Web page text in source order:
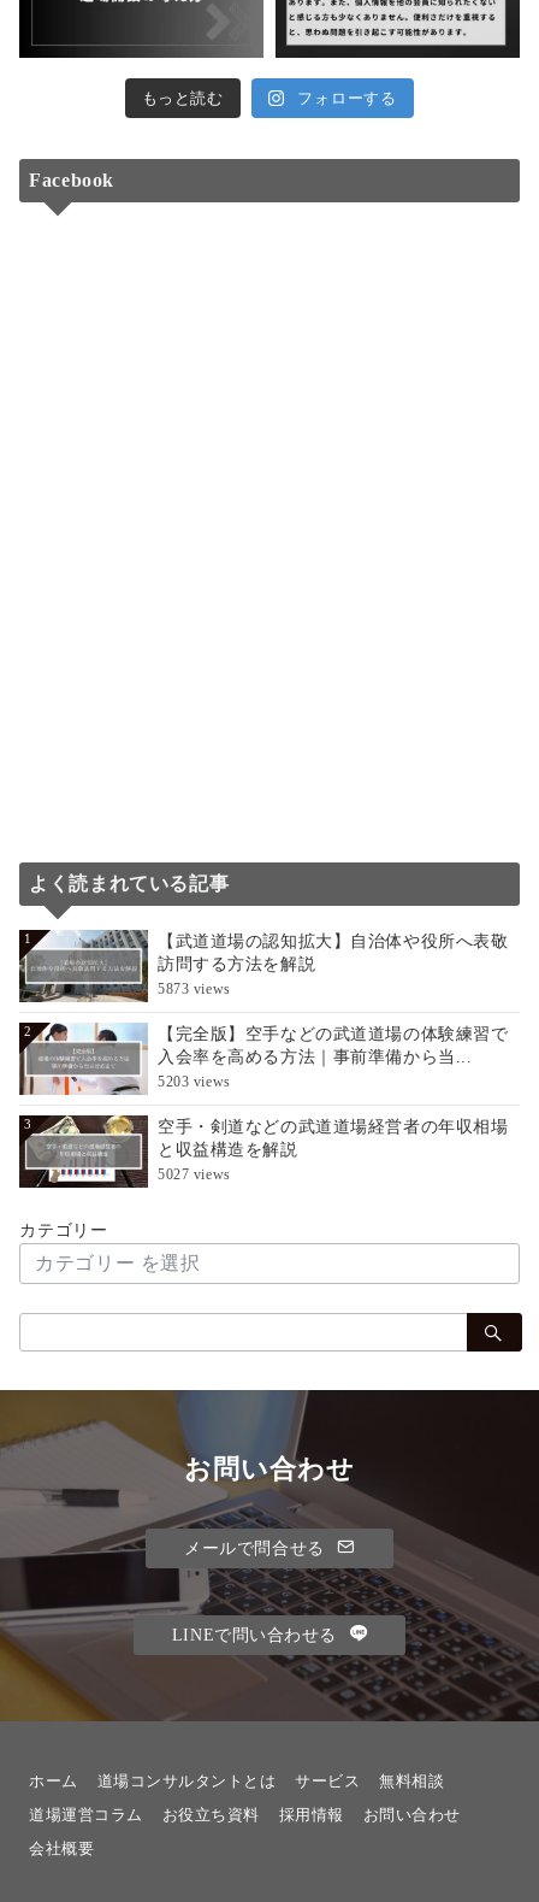
もっと読む フォローする
Facebook
よく読まれている記事
1
【武道道場の認知拡大】自治体や役所へ表敬
訪問する方法を解説
5873 views
2
【完全版】空手などの武道道場の体験練習で
入会率を高める方法｜事前準備から当...
5203 views
3
空手・剣道などの武道道場経営者の年収相場
と収益構造を解説
5027 views
カテゴリー
索：
お問い合わせ
メールで問合せる
LINEで問い合わせる
ホーム 道場コンサルタントとは サービス
無料相談
道場運営コラム
お役立ち資料 採用情報
お問い合わせ
会社概要